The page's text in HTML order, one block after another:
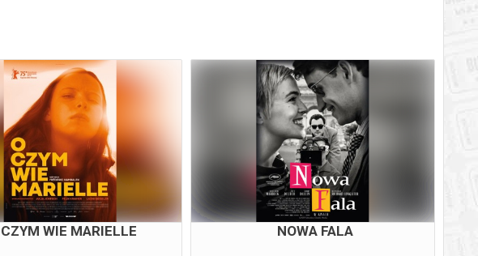
WIE MARIELLE NOWA FALA